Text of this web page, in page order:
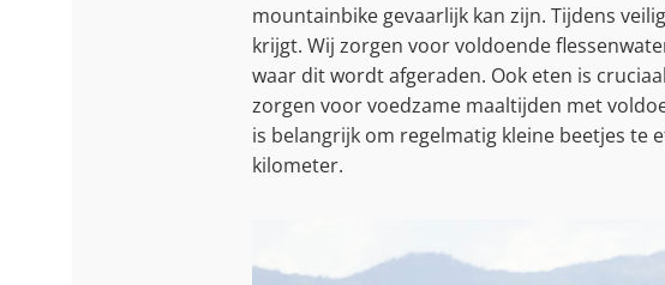
mountainbike gevaarlijk kan zijn. Tijdens
krijgt. Wij zorgen voor voldoende
waar dit wordt afgeraden. Ook eten is
zorgen voor voedzame maaltijden met
is belangrijk om regelmatig kleine beetjes te
kilometer.